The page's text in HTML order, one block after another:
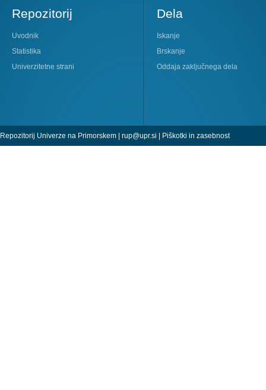
Repozitorij
Uvodnik
Statistika
Univerzitetne strani
Dela
Iskanje
Brskanje
Oddaja zaključnega dela
Repozitorij Univerze na Primorskem | rup@upr.si | Piškotki in zasebnost